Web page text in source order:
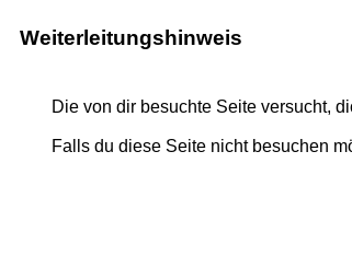
Weiterleitungshinweis
Die von dir besuchte Seite versucht,
Falls du diese Seite nicht besuchen